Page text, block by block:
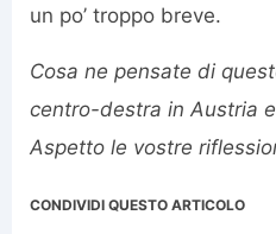
un po’ troppo breve.
Cosa ne pensate di
centro-destra in Austria
Aspetto le vostre
CONDIVIDI QUESTO ARTICOLO